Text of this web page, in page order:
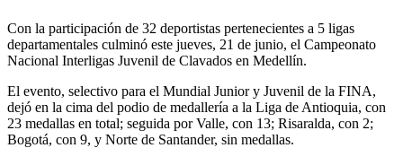
Con la participación de 32 deportistas pertenecientes a 5 ligas
departamentales culminó este jueves, 21 de junio, el Campeonato
Nacional Interligas Juvenil de Clavados en Medellín.
El evento, selectivo para el Mundial Junior y Juvenil de la FINA,
dejó en la cima del podio de medallería a la Liga de Antioquia, con
23 medallas en total; seguida por Valle, con 13; Risaralda, con 2;
Bogotá, con 9, y Norte de Santander, sin medallas.